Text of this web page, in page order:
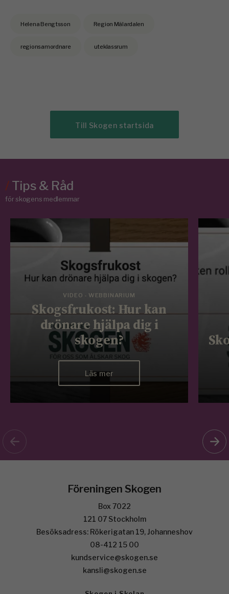
Helena Bengtsson Region Mälardalen
regionsamordnare uteklassrum
Till Skogen startsida
/Tips & Råd
för skogens medlemmar
VIDEO - WEBBINARIUM
Skogsfrukost: Hur kan
drönare hjälpa dig i
skogen?
Läs mer
Föreningen Skogen
Box 7022
121 07 Stockholm
Besöksadress: Rökerigatan 19, Johanneshov
08-412 15 00
kundservice@skogen.se
kansli@skogen.se